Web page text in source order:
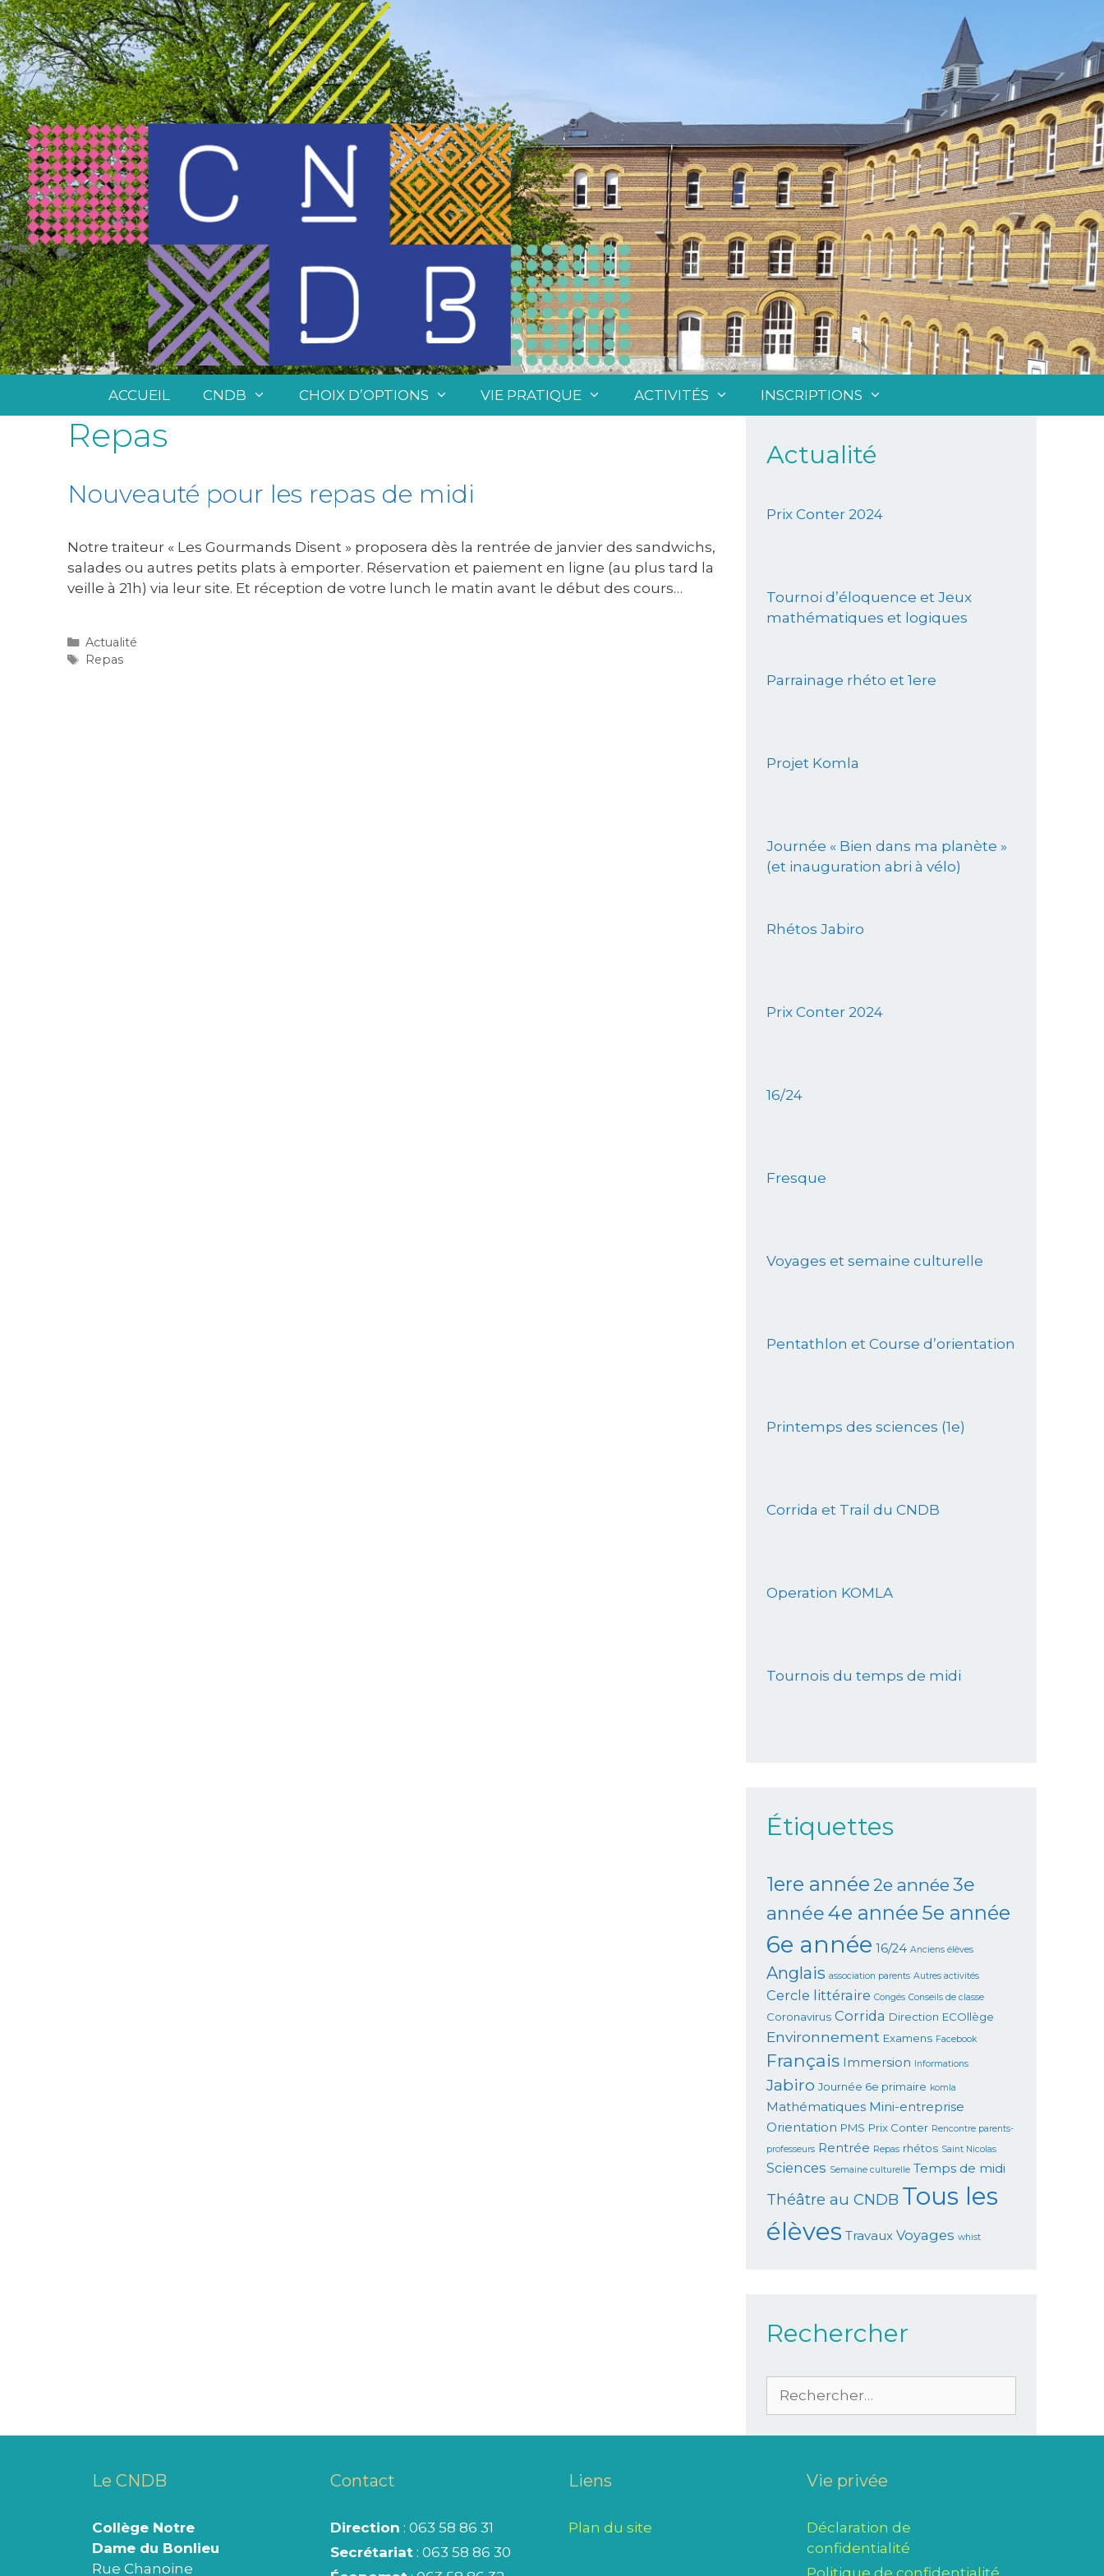
ACCUEIL CNDB CHOIX D’OPTIONS VIE PRATIQUE ACTIVITÉS INSCRIPTIONS
Repas
Nouveauté pour les repas de midi
Notre traiteur « Les Gourmands Disent » proposera dès la rentrée de janvier des sandwichs,
salades ou autres petits plats à emporter. Réservation et paiement en ligne (au plus tard la
veille à 21h) via leur site. Et réception de votre lunch le matin avant le début des cours…
Actualité
Repas
Actualité
Prix Conter 2024
Tournoi d’éloquence et Jeux
mathématiques et logiques
Parrainage rhéto et 1ere
Projet Komla
Journée « Bien dans ma planète »
(et inauguration abri à vélo)
Rhétos Jabiro
Prix Conter 2024
16/24
Fresque
Voyages et semaine culturelle
Pentathlon et Course d’orientation
Printemps des sciences (1e)
Corrida et Trail du CNDB
Operation KOMLA
Tournois du temps de midi
Étiquettes
1ere année 2e année 3e
année4e année 5e année
6e année 16/24 Anciens élèves
Anglais association parents Autres activités
Cercle littéraire Congés Conseils de classe
Coronavirus Corrida Direction ECOllège
Environnement Examens Facebook
Français Immersion Informations
Jabiro Journée 6e primaire komla
Mathématiques Mini-entreprise
Orientation PMS Prix Conter Rencontre parents-
professeurs Rentrée Repas rhétos Saint Nicolas
Sciences Semaine culturelle Temps de midi
Théâtre au CNDB Tous les
élèves Travaux Voyages whist
Rechercher
Le CNDB
Collège Notre
Dame du Bonlieu
Rue Chanoine
Contact
Direction : 063 58 86 31
Secrétariat : 063 58 86 30
Liens
Plan du site
Vie privée
Déclaration de
confidentialité
Politique de confidentialité